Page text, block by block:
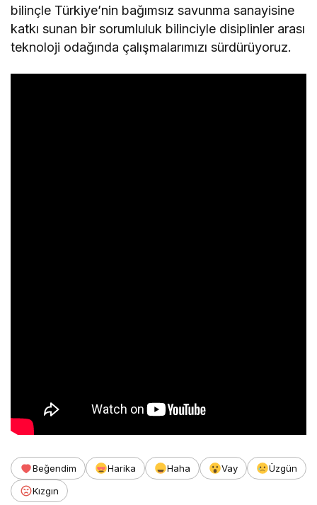
bilinçle Türkiye’nin bağımsız savunma sanayisine
katkı sunan bir sorumluluk bilinciyle disiplinler arası
teknoloji odağında çalışmalarımızı sürdürüyoruz.
Beğendim Harika Haha Vay
Üzgün
Kızgın